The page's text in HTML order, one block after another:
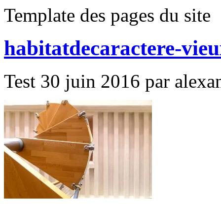
Template des pages du site
habitatdecaractere-
Test 30 juin 2016 par